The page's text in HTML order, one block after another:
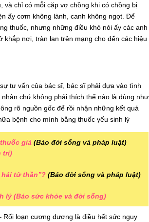
và chỉ có mỗi cặp vợ chồng khi có chồng bị
ấy cơm không lành, canh không ngọt. Để
thuốc, nhưng những điều khó nói ấy các anh
khắp nơi, tràn lan trên mạng cho đến các hiệu
tư vấn của bác sĩ, bác sĩ phải dựa vào tình
chứ không phải thích thế nào là dùng như
rõ nguồn gốc để rồi nhận những kết quả
bệnh cho mình bằng thuốc yếu sinh lý
giả (Báo đời sống và pháp luật)
trí)
tử thần”? (Báo đời sống và pháp luật)
lý (Báo sức khỏe và đời sống)
Rối loạn cương dương là điều hết sức nguy